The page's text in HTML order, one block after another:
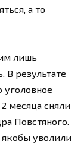
а то
лишь
В результате
уголовное
месяца сняли
Повстяного.
якобы уволили